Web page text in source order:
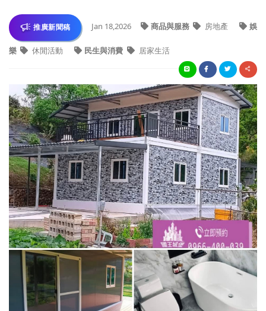
推廣新聞稿 Jan 18,2026 商品與服務 房地產 娛
樂 休閒活動 民生與消費 居家生活